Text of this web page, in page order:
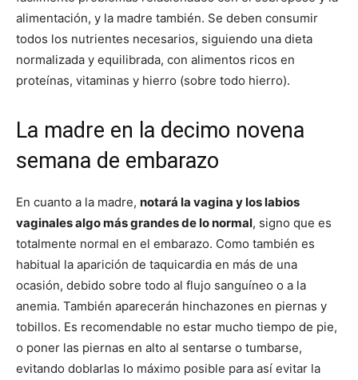
alimentación, y la madre también. Se deben consumir
todos los nutrientes necesarios, siguiendo una dieta
normalizada y equilibrada, con alimentos ricos en
proteínas, vitaminas y hierro (sobre todo hierro).
La madre en la decimo novena
semana de embarazo
En cuanto a la madre, notará la vagina y los labios
vaginales algo más grandes de lo normal, signo que es
totalmente normal en el embarazo. Como también es
habitual la aparición de taquicardia en más de una
ocasión, debido sobre todo al flujo sanguíneo o a la
anemia. También aparecerán hinchazones en piernas y
tobillos. Es recomendable no estar mucho tiempo de pie,
o poner las piernas en alto al sentarse o tumbarse,
evitando doblarlas lo máximo posible para así evitar la